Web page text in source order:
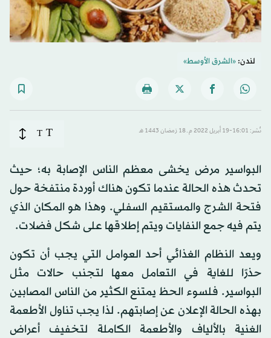
لندن:«الشرق الأوسط»
نُشر: 16:01-19 أبريل 2022 م ـ 18 رَمضان 1443 هـ T
T
البواسير مرض يخشى معظم الناس الإصابة به؛ حيث
تحدث هذه الحالة عندما تكون هناك أوردة منتفخة حول
فتحة الشرج والمستقيم السفلي. وهذا هو المكان الذي
يتم فيه جمع النفايات ويتم إطلاقها على شكل فضلات.
ويعد النظام الغذائي أحد العوامل التي يجب أن تكون
حذرًا للغاية في التعامل معها لتجنب حالات مثل
البواسير. فلسوء الحظ يمتنع الكثير من الناس المصابين
بهذه الحالة الإعلان عن إصابتهم. لذا يجب تناول الأطعمة
الغنية بالألياف والأطعمة الكاملة لتخفيف أعراض